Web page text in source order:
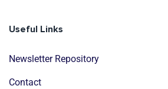
Useful Links
Newsletter Repository
Contact